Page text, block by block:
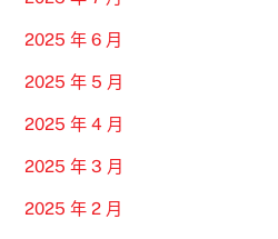
2025 年 6 月
2025 年 5 月
2025 年 4 月
2025 年 3 月
2025 年 2 月